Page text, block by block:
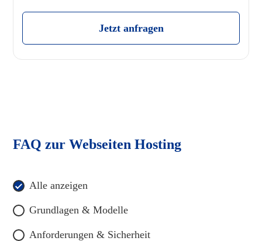
Jetzt anfragen
FAQ zur Webseiten Hosting
Alle anzeigen
Grundlagen & Modelle
Anforderungen & Sicherheit